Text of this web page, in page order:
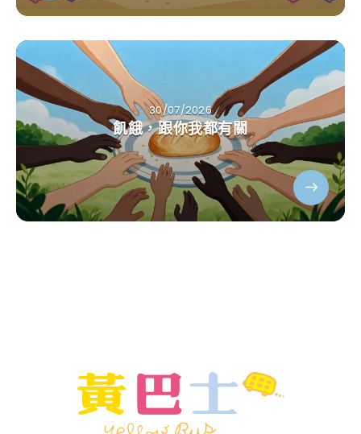
30/07/2026
飢餓，跟你我都有關